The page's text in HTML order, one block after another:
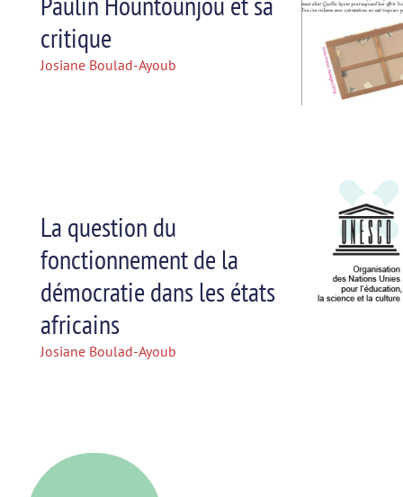
critique
Josiane Boulad-Ayoub
La question du
fonctionnement de la
démocratie dans les états
africains
Josiane Boulad-Ayoub